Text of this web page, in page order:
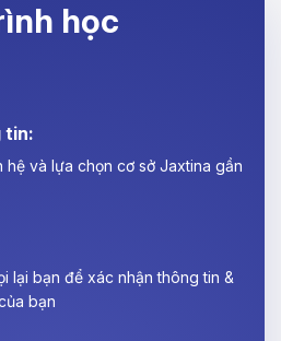
học
tin:
hệ và lựa chọn cơ sở Jaxtina gần
lại bạn để xác nhận thông tin &
bạn